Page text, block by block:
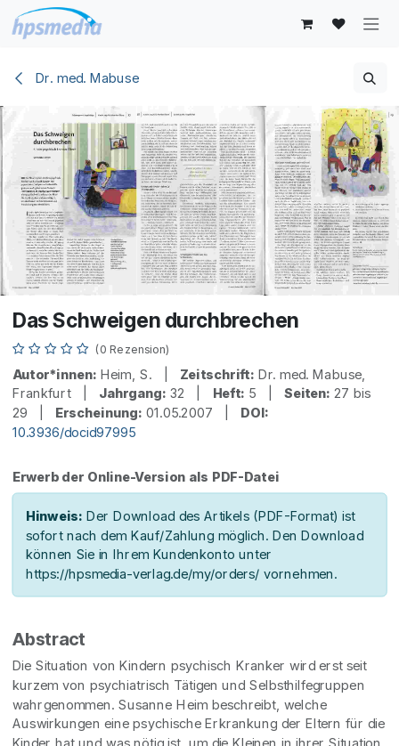
Zum Inhalt springen
Dr. med. Mabuse
Das Schweigen durchbrechen
(0 Rezension)
Autor*innen: Heim, S. | Zeitschrift: Dr. med. Mabuse,
Frankfurt | Jahrgang: 32 | Heft: 5 | Seiten: 27 bis
29 | Erscheinung: 01.05.2007 | DOI:
10.3936/docid97995
Erwerb der Online-Version als PDF-Datei
Hinweis: Der Download des Artikels (PDF-Format) ist
sofort nach dem Kauf/Zahlung möglich. Den Download
können Sie in Ihrem Kundenkonto unter
https://hpsmedia-verlag.de/my/orders/ vornehmen.
Abstract
Die Situation von Kindern psychisch Kranker wird erst seit
kurzem von psychiatrisch Tätigen und Selbsthilfegruppen
wahrgenommen. Susanne Heim beschreibt, welche
Auswirkungen eine psychische Erkrankung der Eltern für die